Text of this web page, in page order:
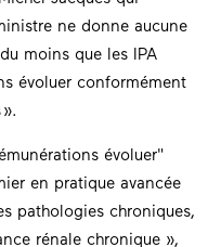
ne donne aucune
moins que les IPA
évoluer conformément
en pratique avancée
pathologies chroniques,
rénale chronique »,